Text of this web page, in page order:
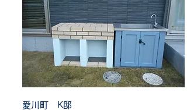
愛川町 K邸